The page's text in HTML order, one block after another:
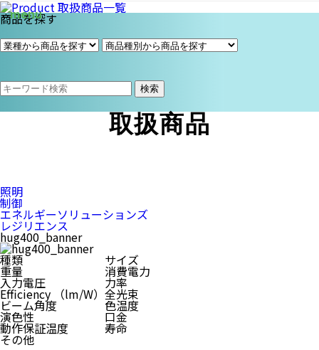
商品を探す
検索
取扱商品
照明
制御
エネルギーソリューションズ
レジリエンス
hug400_banner
種類
サイズ
重量 消費電力
入力電圧 力率
Efficiency （lm/W） 全光束
ビーム角度 色温度
演色性 口金
動作保証温度 寿命
その他